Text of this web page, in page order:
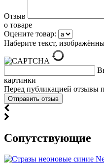
Отзыв
о товаре
Оцените товар:
Наберите текст,
картинки
Перед публикацией отзывы
Cопутствующие